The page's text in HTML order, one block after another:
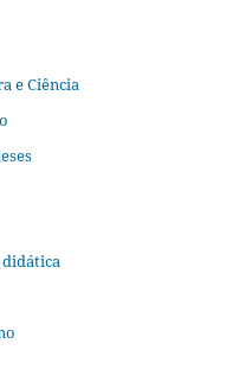
e Ciência
didática